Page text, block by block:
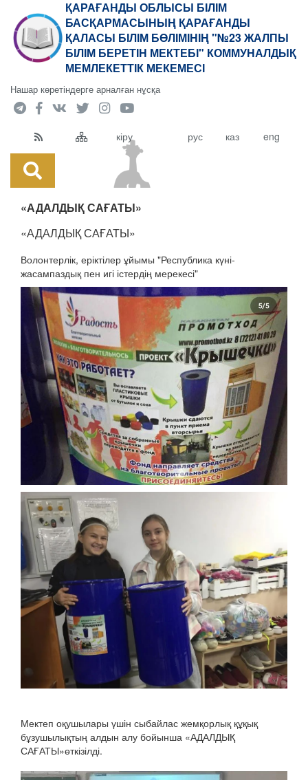
ҚАРАҒАНДЫ ОБЛЫСЫ БІЛІМ
БАСҚАРМАСЫНЫҢ ҚАРАҒАНДЫ
ҚАЛАСЫ БІЛІМ БӨЛІМІНІҢ "№23 ЖАЛПЫ
БІЛІМ БЕРЕТІН МЕКТЕБІ" КОММУНАЛДЫҚ
МЕМЛЕКЕТТІК МЕКЕМЕСІ
Нашар көретіндерге арналған нұсқа
кіру рус каз eng
«АДАЛДЫҚ САҒАТЫ»
«АДАЛДЫҚ САҒАТЫ»
Волонтерлік, еріктілер ұйымы "Республика күні-
жасампаздық пен игі істердің мерекесі"
Мектеп оқушылары үшін сыбайлас жемқорлық құқық
бұзушылықтың алдын алу бойынша «АДАЛДЫҚ
САҒАТЫ»өткізілді.